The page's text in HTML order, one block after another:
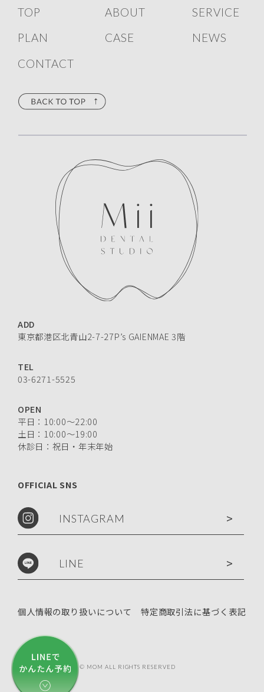
TOP ABOUT
SERVICE
PLAN
CASE
NEWS
CONTACT
ADD
東京都港区北青山2-7-27P’s GAIENMAE 3階
TEL
03-6271-5525
OPEN
平日：10:00〜22:00
土日：10:00〜19:00
休診日：祝日・年末年始
OFFICIAL SNS
INSTAGRAM >
LINE >
個人情報の取り扱いについて 特定商取引法に基づく表記
COPYRIGHT © MOM ALL RIGHTS RESERVED